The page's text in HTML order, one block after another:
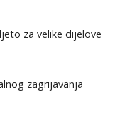
za velike dijelove
zagrijavanja